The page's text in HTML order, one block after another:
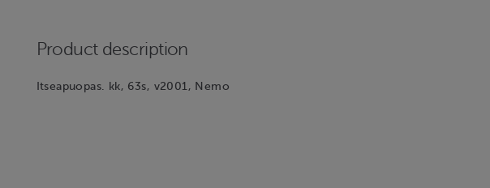
Product description
Itseapuopas. kk, 63s, v2001, Nemo